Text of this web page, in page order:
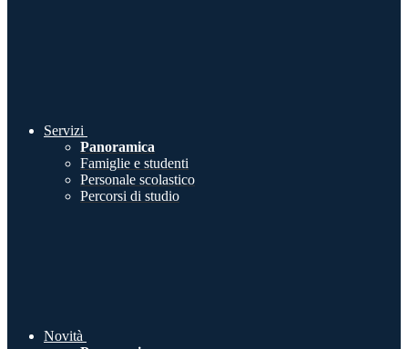
Servizi
Panoramica
Famiglie e studenti
Personale scolastico
Percorsi di studio
Novità